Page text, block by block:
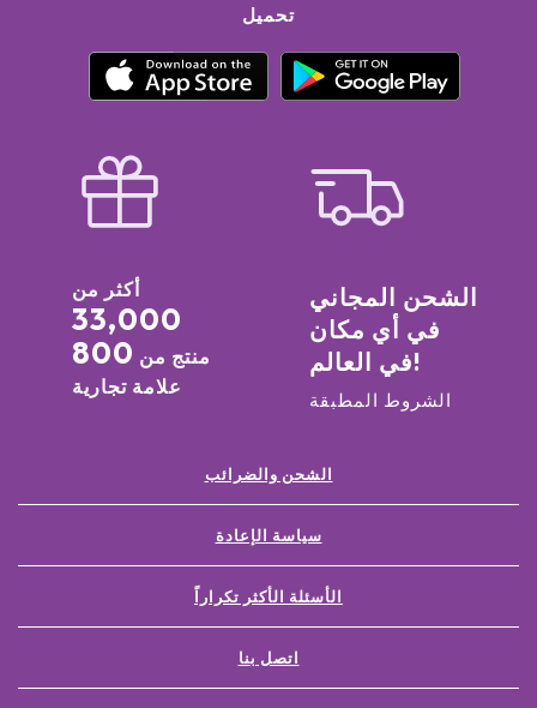
تحميل
أكثر من
33,000
منتج من 800
علامة تجارية
الشحن المجاني
في أي مكان
في العالم!
الشروط المطبقة
الشحن والضرائب
سياسة الإعادة
الأسئلة الأكثر تكراراً
اتصل بنا